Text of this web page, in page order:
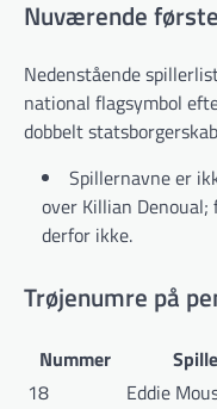
Nuværende
Nedenstående
national flagsymbol
dobbelt
Spillernavne er
over Killian
derfor ikke.
Trøjenumre på
Nummer
18
Eddie